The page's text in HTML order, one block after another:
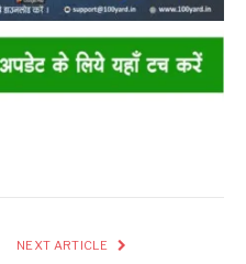
NEXT ARTICLE